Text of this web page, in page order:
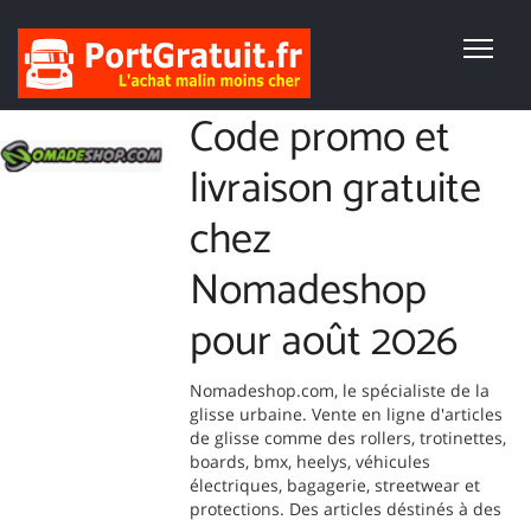
Code promo et
livraison gratuite
chez
Nomadeshop
pour août 2026
Nomadeshop.com, le spécialiste de la
glisse urbaine. Vente en ligne d'articles
de glisse comme des rollers, trotinettes,
boards, bmx, heelys, véhicules
électriques, bagagerie, streetwear et
protections. Des articles déstinés à des